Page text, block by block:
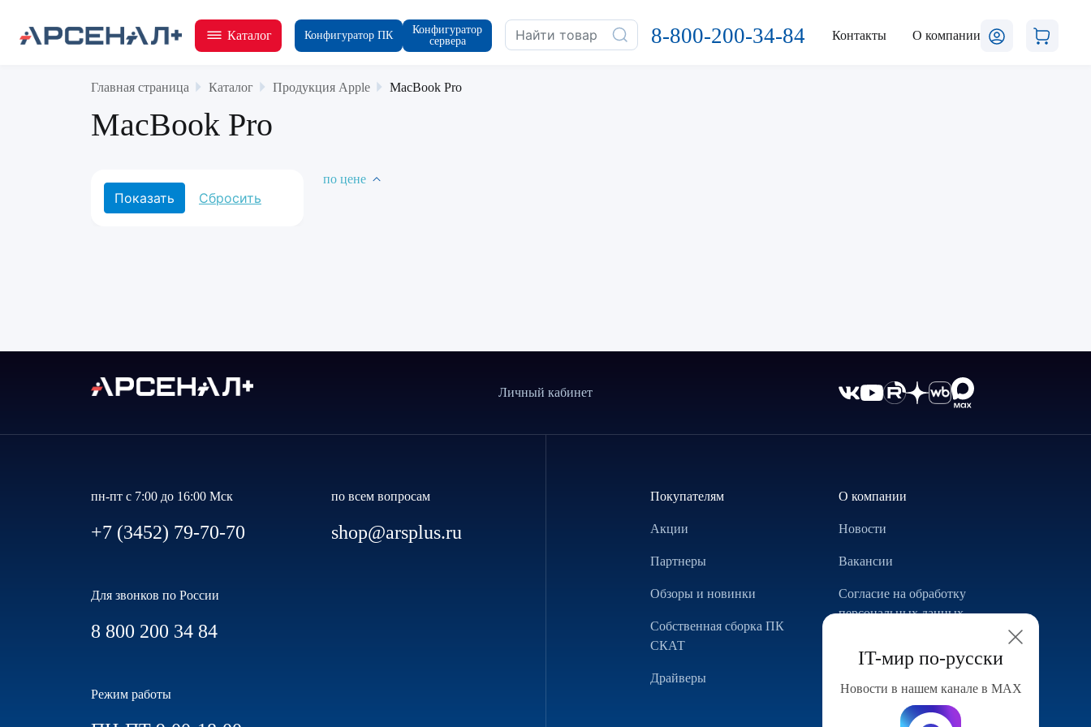
Каталог Конфигуратор ПК
Конфигуратор
сервера
8-800-200-34-84 Контакты О компании
Главная страница Каталог Продукция Apple MacBook Pro
MacBook Pro
по цене
IT-мир по-русски
Новости в нашем канале в МАХ
Личный кабинет
пн-пт с 7:00 до 16:00 Мск
+7 (3452) 79-70-70
по всем вопросам
shop@arsplus.ru
Для звонков по России
8 800 200 34 84
Режим работы
Покупателям
Акции
Партнеры
Обзоры и новинки
Собственная сборка ПК
СКАТ
Драйверы
О компании
Новости
Вакансии
Согласие на обработку
персональных данных
Конфигуратор компьютера